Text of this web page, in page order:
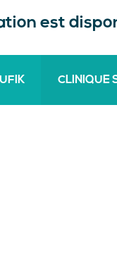
est
CLINIQUE